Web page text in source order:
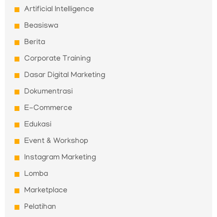
Artificial Intelligence
Beasiswa
Berita
Corporate Training
Dasar Digital Marketing
Dokumentrasi
E-Commerce
Edukasi
Event & Workshop
Instagram Marketing
Lomba
Marketplace
Pelatihan